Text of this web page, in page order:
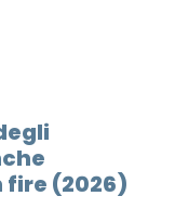
fire (2026)